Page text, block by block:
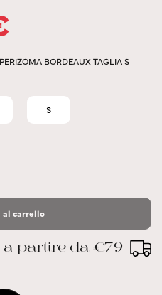
BORDEAUX TAGLIA S
S
carrello
a partire da €79